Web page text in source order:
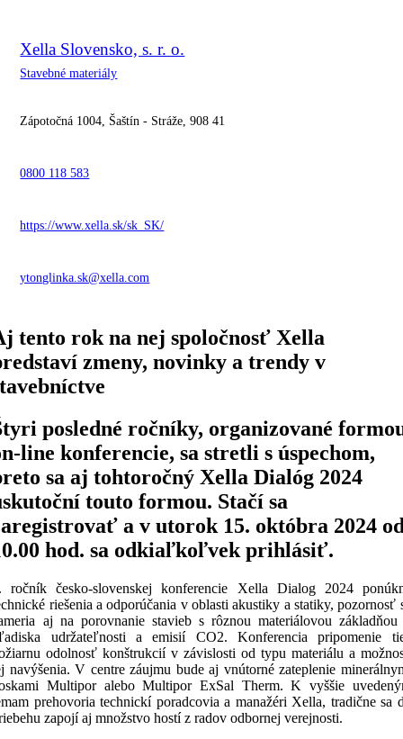
Xella Slovensko, s. r. o.
Stavebné materiály
Zápotočná 1004, Šaštín - Stráže, 908 41
0800 118 583
https://www.xella.sk/sk_SK/
ytonglinka.sk@xella.com
tento rok na nej spoločnosť Xella
zmeny, novinky a trendy v
posledné ročníky, organizované
line konferencie, sa stretli s úspechom,
sa aj tohtoročný Xella Dialóg 2024
touto formou. Stačí sa
a v utorok 15. októbra 2024
hod. sa odkiaľkoľvek prihlásiť.
ročník česko-slovenskej konferencie Xella Dialog 2024
riešenia a odporúčania v oblasti akustiky a statiky, pozornosť
aj na porovnanie stavieb s rôznou materiálovou
udržateľnosti a emisií CO2. Konferencia pripomenie
odolnosť konštrukcií v závislosti od typu materiálu a
navýšenia. V centre záujmu bude aj vnútorné zateplenie
Multipor alebo Multipor ExSal Therm. K vyššie
prehovoria technickí poradcovia a manažéri Xella, tradične sa
zapojí aj množstvo hostí z radov odbornej verejnosti.